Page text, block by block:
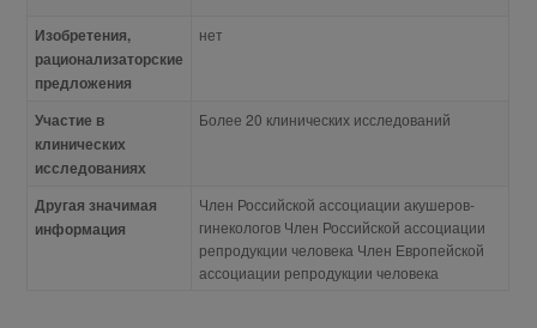
Изобретения,
рационализаторские
предложения
нет
Участие в
клинических
исследованиях
Более 20 клинических исследований
Другая значимая
информация
Член Российской ассоциации акушеров-
гинекологов Член Российской ассоциации
репродукции человека Член Европейской
ассоциации репродукции человека